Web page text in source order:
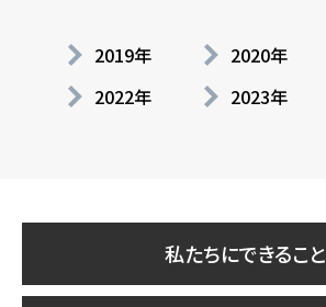
2019年 2020年
2022年
2023年
私たちにできること